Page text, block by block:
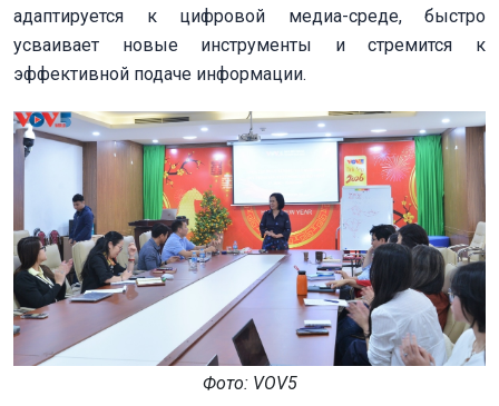
адаптируется к цифровой медиа-среде, быстро
усваивает новые инструменты и стремится к
эффективной подаче информации.
Фото: VOV5